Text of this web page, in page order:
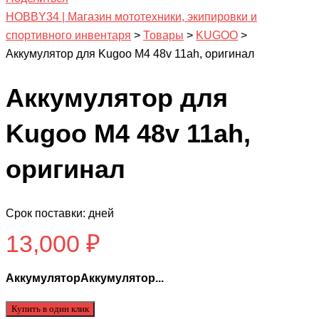
HOBBY34 | Магазин мототехники, экипировки и
спортивного инвентаря > Товары > KUGOO >
Аккумулятор для Kugoo M4 48v 11ah, оригинал
Аккумулятор для
Kugoo M4 48v 11ah,
оригинал
Срок поставки: дней
13,000 ₽
АккумуляторАккумулятор...
Купить в один клик